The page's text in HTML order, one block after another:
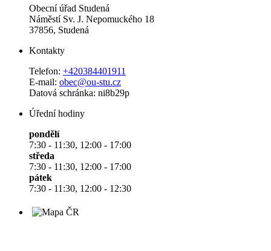
Obecní úřad Studená
Náměstí Sv. J. Nepomuckého 18
37856, Studená
Kontakty
Telefon: +420384401911
E-mail: obec@ou-stu.cz
Datová schránka: ni8b29p
Úřední hodiny
pondělí
7:30 - 11:30, 12:00 - 17:00
středa
7:30 - 11:30, 12:00 - 17:00
pátek
7:30 - 11:30, 12:00 - 12:30